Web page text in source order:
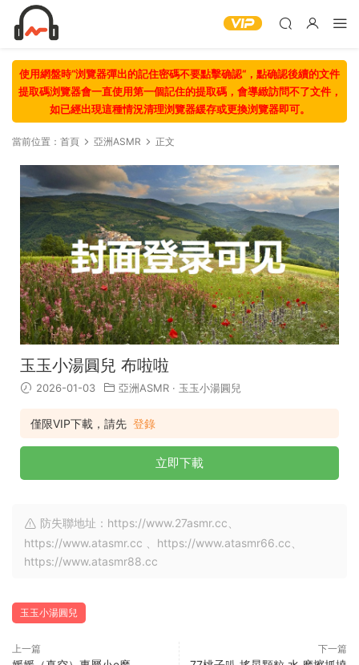
使用網盤時“浏覽器彈出的記住密碼不要點擊确認“，點确認後續的文件
提取碼浏覽器會一直使用第一個記住的提取碼，會導緻訪問不了文件，
如已經出現這種情況清理浏覽器緩存或更換浏覽器即可。
當前位置： 首頁 亞洲ASMR 正文
玉玉小湯圓兒 布啦啦
2026-01-03 亞洲ASMR · 玉玉小湯圓兒
僅限VIP下載，請先 登錄
立即下載
防失聯地址：https://www.27asmr.cc、
https://www.atasmr.cc 、https://www.atasmr66.cc、
https://www.atasmr88.cc
玉玉小湯圓兒
上一篇 下一篇